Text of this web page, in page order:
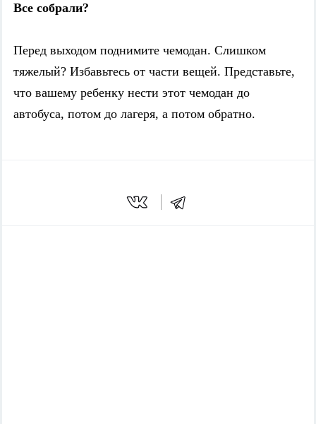
Все собрали?
Перед выходом поднимите чемодан. Слишком
тяжелый? Избавьтесь от части вещей. Представьте,
что вашему ребенку нести этот чемодан до
автобуса, потом до лагеря, а потом обратно.